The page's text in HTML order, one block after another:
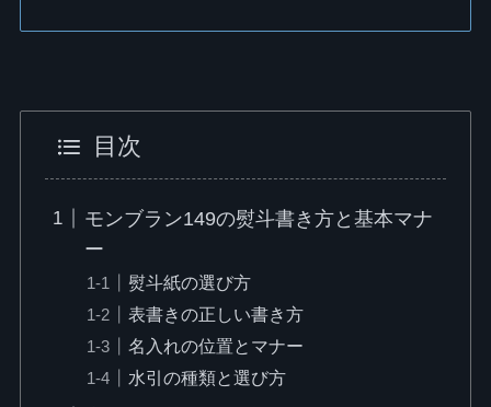
目次
モンブラン149の熨斗書き方と基本マナ
ー
熨斗紙の選び方
表書きの正しい書き方
名入れの位置とマナー
水引の種類と選び方